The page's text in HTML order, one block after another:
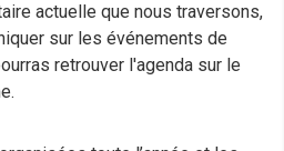
actuelle que nous traversons,
sur les événements de
retrouver l'agenda sur le